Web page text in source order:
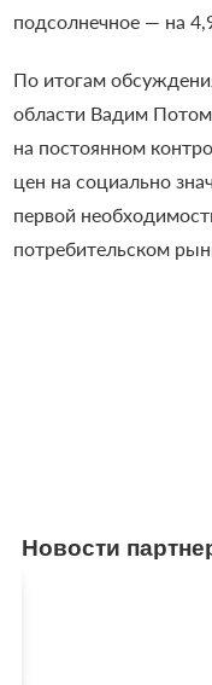
подсолнечное — на
По итогам
области Вадим
на постоянном
цен на социально
первой
потребительском
Новости